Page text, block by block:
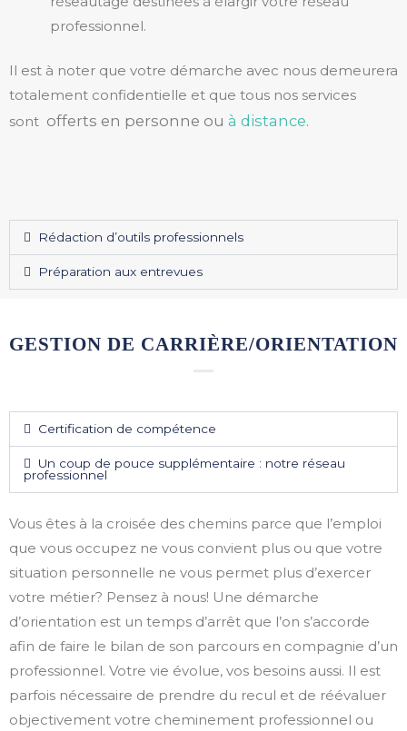
professionnel.
Il est à noter que votre démarche avec nous demeurera
totalement confidentielle et que tous nos services
sont offerts en personne ou à distance.
Rédaction d’outils professionnels
Préparation aux entrevues
GESTION DE CARRIÈRE/ORIENTATION
Certification de compétence
Un coup de pouce supplémentaire : notre réseau
professionnel
Vous êtes à la croisée des chemins parce que l’emploi
que vous occupez ne vous convient plus ou que votre
situation personnelle ne vous permet plus d’exercer
votre métier? Pensez à nous! Une démarche
d’orientation est un temps d’arrêt que l’on s’accorde
afin de faire le bilan de son parcours en compagnie d’un
professionnel. Votre vie évolue, vos besoins aussi. Il est
parfois nécessaire de prendre du recul et de réévaluer
objectivement votre cheminement professionnel ou